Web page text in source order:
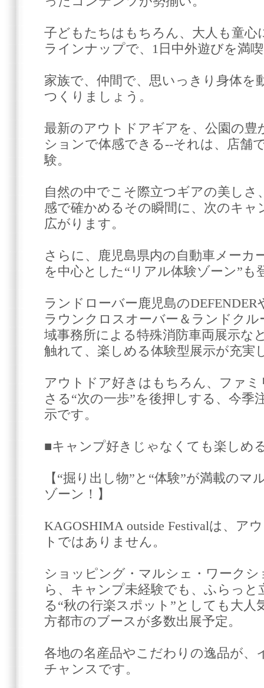
子どもたちはもちろん、大人も童
ラインナップで、1日中外遊びを満
家族で、仲間で、思いっきり身体を
つくりましょう。
最新のアウトドアギアを、公園の豊
ションで体感できる--それは、店舗
験。
自然の中でこそ際立つギアの美しさ
感で確かめるその瞬間に、次のキ
広がります。
さらに、鹿児島県内の自動車メーカ
を中心とした“リアル体験ゾーン”も
ランドローバー鹿児島の
ラウンクロスオーバー＆ランドクル
域事務所による特殊消防車両展示な
触れて、楽しめる体験型展示が充実
アウトドア好きはもちろん、ファ
さる“次の一歩”を後押しする、今季
示です。
■キャンプ好きじゃなくても楽しめ
【“掘り出し物”と“体験”が満載の
ゾーン！】
KAGOSHIMA outside Festivalは、ア
トではありません。
ショッピング・マルシェ・ワーク
ら、キャンプ未経験でも、ふらっ
る“秋の行楽スポット”としても大人
方都市のブースが多数出展予定。
各地の名産品やこだわりの逸品が、
チャンスです。